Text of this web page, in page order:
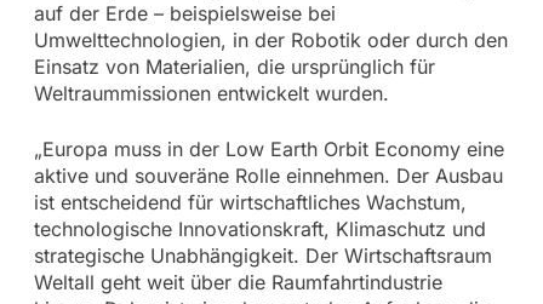
auf der Erde – beispielsweise bei
Umwelttechnologien, in der Robotik oder durch den
Einsatz von Materialien, die ursprünglich für
Weltraummissionen entwickelt wurden.
„Europa muss in der Low Earth Orbit Economy eine
aktive und souveräne Rolle einnehmen. Der Ausbau
ist entscheidend für wirtschaftliches Wachstum,
technologische Innovationskraft, Klimaschutz und
strategische Unabhängigkeit. Der Wirtschaftsraum
Weltall geht weit über die Raumfahrtindustrie